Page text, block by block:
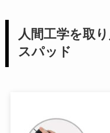
人間工学を取
スパッド